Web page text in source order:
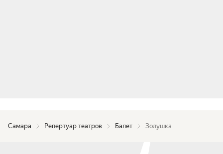
Самара Репертуар театров Балет Золушка